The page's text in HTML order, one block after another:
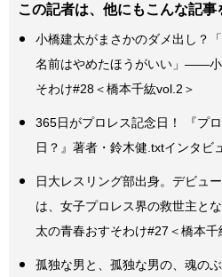
この記者は、他にもこんな記事
小橋建太がまさかのダメ出し？
名前はやめたほうがいい」――小
そわけ#28＜橋本千紘vol.2＞
365日がプロレス記念日！ 『プ
日？』著者・鈴木健.txtインタビ
日大レスリング部出身。デビュ
は、女子プロレス界の救世主と
太の青春おすそわけ#27＜橋本千
孤独な男と、孤独な男の、魂の